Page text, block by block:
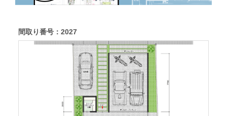
間取り番号：2027